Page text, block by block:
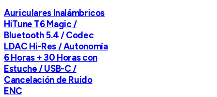
Auriculares Inalámbricos
HiTune T6 Magic /
Bluetooth 5.4 / Codec
LDAC Hi-Res / Autonomía
6 Horas + 30 Horas con
Estuche / USB-C /
Cancelación de Ruido
ENC